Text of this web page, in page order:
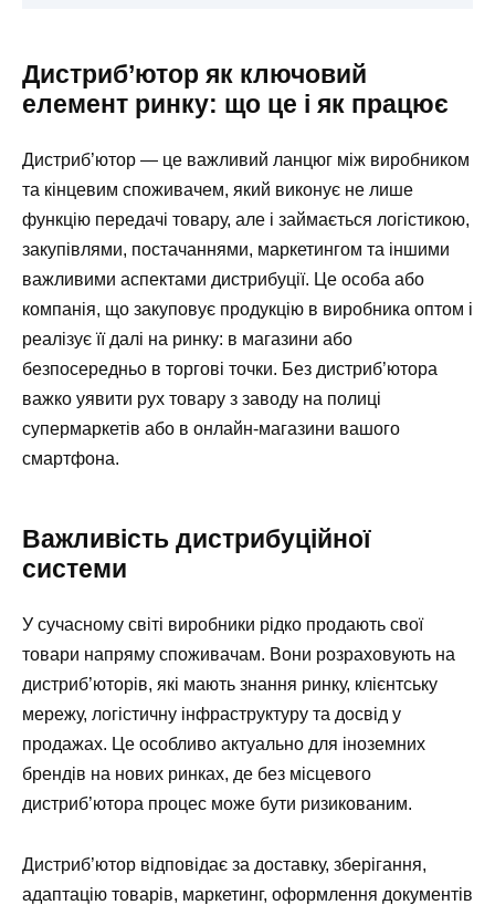
Дистриб’ютор як ключовий
елемент ринку: що це і як працює
Дистриб’ютор — це важливий ланцюг між виробником
та кінцевим споживачем, який виконує не лише
функцію передачі товару, але і займається логістикою,
закупівлями, постачаннями, маркетингом та іншими
важливими аспектами дистрибуції. Це особа або
компанія, що закуповує продукцію в виробника оптом і
реалізує її далі на ринку: в магазини або
безпосередньо в торгові точки. Без дистриб’ютора
важко уявити рух товару з заводу на полиці
супермаркетів або в онлайн-магазини вашого
смартфона.
Важливість дистрибуційної
системи
У сучасному світі виробники рідко продають свої
товари напряму споживачам. Вони розраховують на
дистриб’юторів, які мають знання ринку, клієнтську
мережу, логістичну інфраструктуру та досвід у
продажах. Це особливо актуально для іноземних
брендів на нових ринках, де без місцевого
дистриб’ютора процес може бути ризикованим.
Дистриб’ютор відповідає за доставку, зберігання,
адаптацію товарів, маркетинг, оформлення документів